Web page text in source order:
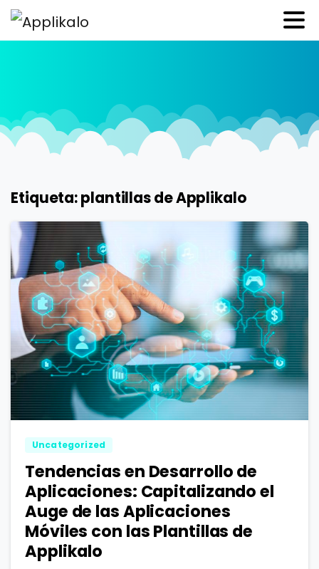
Etiqueta:plantillas de Applikalo
0
Uncategorized
Tendencias en Desarrollo de
Aplicaciones: Capitalizando el
Auge de las Aplicaciones
Móviles con las Plantillas de
Applikalo